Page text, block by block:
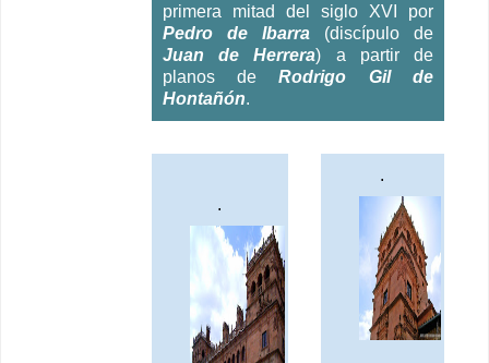
primera mitad del siglo XVI por
Pedro de Ibarra(discípulo de
Juan de Herrera) a partir de
planos deRodrigo Gil de
Hontañón.
.
.